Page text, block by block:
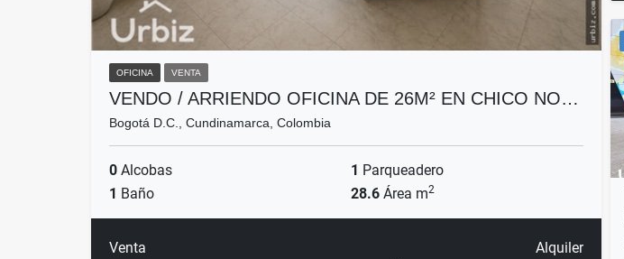
OFICINA VENTA
VENDO / ARRIENDO OFICINA DE 26M² EN CHICO NO…
Bogotá D.C., Cundinamarca, Colombia
0 Alcobas 1 Parqueadero
1 Baño 28.6 Área m2
Venta Alquiler